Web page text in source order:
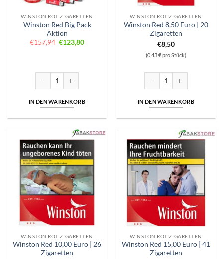
WINSTON ROT ZIGARETTEN
Winston Red Big Pack
Aktion
€157,94 Ursprünglicher
€123,80Aktueller
Winston Red Big Pack Aktion Menge
IN DEN WARENKORB
WINSTON ROT ZIGARETTEN
Winston Red 8,50 Euro | 20
Zigaretten
€8,50
(0,43 € pro Stück)
Winston Red 8,50 Euro | 20
IN DEN WARENKORB
WINSTON ROT ZIGARETTEN
Winston Red 10,00 Euro | 26
Zigaretten
WINSTON ROT ZIGARETTEN
Winston Red 15,00 Euro | 41
Zigaretten